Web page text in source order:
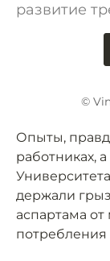
развитие
©
Опыты,
работниках,
держали
аспартама
потребления